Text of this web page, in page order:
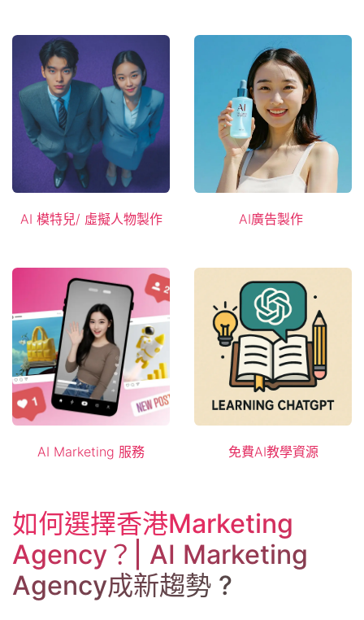
AI 模特兒/ 虛擬人物製作 AI廣告製​作
AI Marketing ​服務 免費AI教學資源
如何選擇香港Marketing
Agency？| AI Marketing
Agency成新趨勢 ?